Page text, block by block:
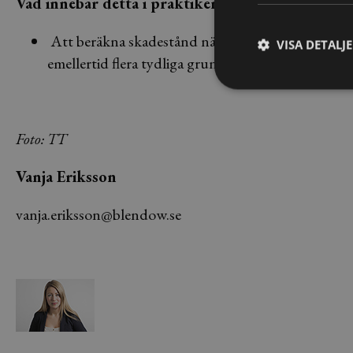
Att beräkna skadestånd när det inte har
emellertid flera tydliga grunder för
Foto: TT
Vanja Eriksson
vanja.eriksson@blendow.se
VISA